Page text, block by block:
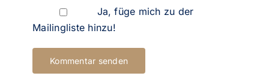
Ja, füge mich zu der
Mailingliste hinzu!